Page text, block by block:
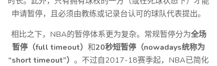
申请暂停，且必须由教练或记录台认可的球队代表提出。
相比之下，NBA的暂停体系更为复杂。常规暂停分为全场
暂停（full timeout） 和20秒短暂停（nowadays统称为
“short timeout”） 。不过自2017-18赛季起，NBA已简化